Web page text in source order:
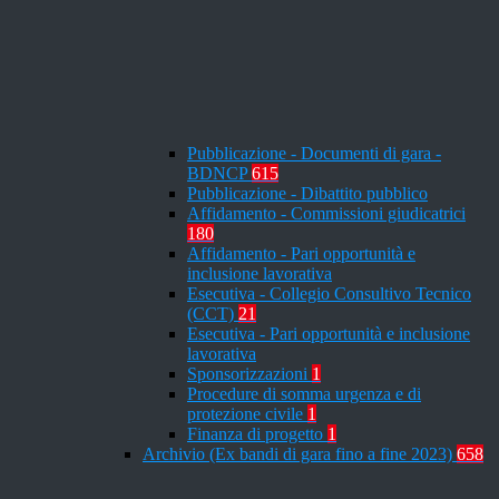
Pubblicazione - Documenti di gara -
BDNCP615
Pubblicazione - Dibattito pubblico
Affidamento - Commissioni giudicatrici
180
Affidamento - Pari opportunità e
inclusione lavorativa
Esecutiva - Collegio Consultivo Tecnico
(CCT) 21
Esecutiva - Pari opportunità e inclusione
lavorativa
Sponsorizzazioni 1
Procedure di somma urgenza e di
protezione civile 1
Finanza di progetto 1
Archivio (Ex bandi di gara fino a fine 2023) 658